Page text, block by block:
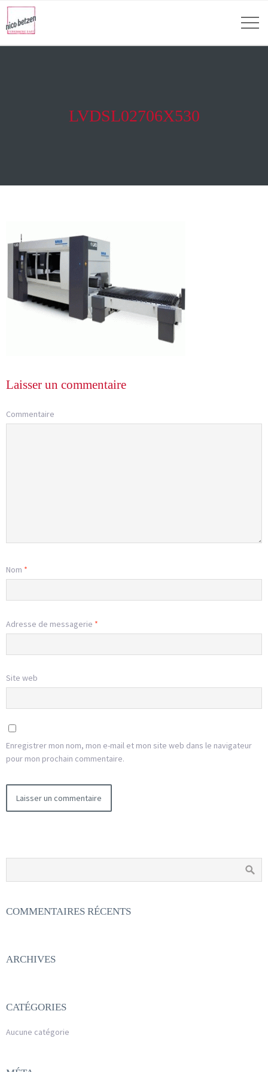
LVDSL02706X530
Laisser un commentaire
Commentaire
Nom *
Adresse de messagerie *
Site web
Enregistrer mon nom, mon e-mail et mon site web dans le navigateur
pour mon prochain commentaire.
COMMENTAIRES RÉCENTS
ARCHIVES
CATÉGORIES
Aucune catégorie